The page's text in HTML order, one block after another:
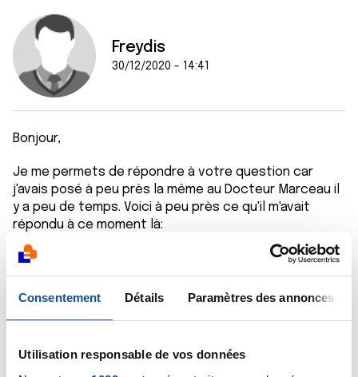
Consentement Détails Paramètres des annonces
Utilisation responsable de vos données
Freydis
30/12/2020 - 14:41
Bonjour,
Je me permets de répondre à votre question car
j'avais posé à peu près la même au Docteur Marceau il
y a peu de temps. Voici à peu près ce qu'il m'avait
répondu à ce moment là:
Un cancer qui donne des symptômes type rectorragie
peut difficilement passer inaperçu au tep scan. Je
sais que vous n'avez passé qu'un scanner classique,
mais cette réponse peut peut-être vous aider à